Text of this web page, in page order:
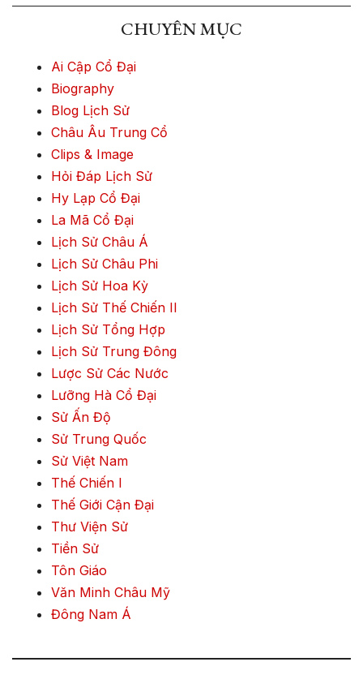
CHUYÊN MỤC
Ai Cập Cổ Đại
Biography
Blog Lịch Sử
Châu Âu Trung Cổ
Clips & Image
Hỏi Đáp Lịch Sử
Hy Lạp Cổ Đại
La Mã Cổ Đại
Lịch Sử Châu Á
Lịch Sử Châu Phi
Lịch Sử Hoa Kỳ
Lịch Sử Thế Chiến II
Lịch Sử Tổng Hợp
Lịch Sử Trung Đông
Lược Sử Các Nước
Lưỡng Hà Cổ Đại
Sử Ấn Độ
Sử Trung Quốc
Sử Việt Nam
Thế Chiến I
Thế Giới Cận Đại
Thư Viện Sử
Tiền Sử
Tôn Giáo
Văn Minh Châu Mỹ
Đông Nam Á